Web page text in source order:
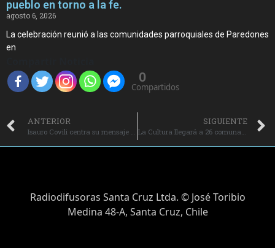
pueblo en torno a la fe.
agosto 6, 2026
La celebración reunió a las comunidades parroquiales de Paredones
en
0
Compartidos
ANTERIOR SIGUIENTE
Radiodifusoras Santa Cruz Ltda. © José Toribio
Medina 48-A, Santa Cruz, Chile